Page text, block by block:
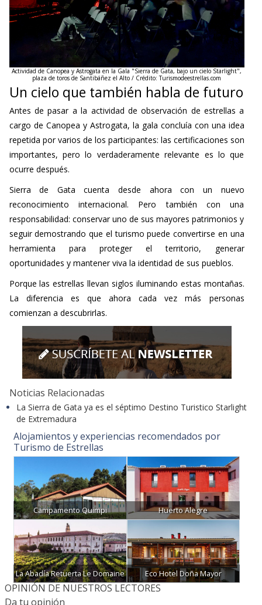
Actividad de Canopea y Astrogata en la Gala "Sierra de Gata, bajo un cielo Starlight",
plaza de toros de Santibáñez el Alto / Crédito: Turismodeestrellas.com
Un cielo que también habla de futuro
Antes de pasar a la actividad de observación de estrellas a
cargo de Canopea y Astrogata, la gala concluía con una idea
repetida por varios de los participantes: las certificaciones son
importantes, pero lo verdaderamente relevante es lo que
ocurre después.
Sierra de Gata cuenta desde ahora con un nuevo
reconocimiento internacional. Pero también con una
responsabilidad: conservar uno de sus mayores patrimonios y
seguir demostrando que el turismo puede convertirse en una
herramienta para proteger el territorio, generar
oportunidades y mantener viva la identidad de sus pueblos.
Porque las estrellas llevan siglos iluminando estas montañas.
La diferencia es que ahora cada vez más personas
comienzan a descubrirlas.
Noticias Relacionadas
La Sierra de Gata ya es el séptimo Destino Turistico Starlight
de Extremadura
Alojamientos y experiencias recomendados por
Turismo de Estrellas
Campamento Quimpi Huerto Alegre
La Abadía Retuerta Le Domaine Eco Hotel Doña Mayor
OPINIÓN DE NUESTROS LECTORES
Da tu opinión